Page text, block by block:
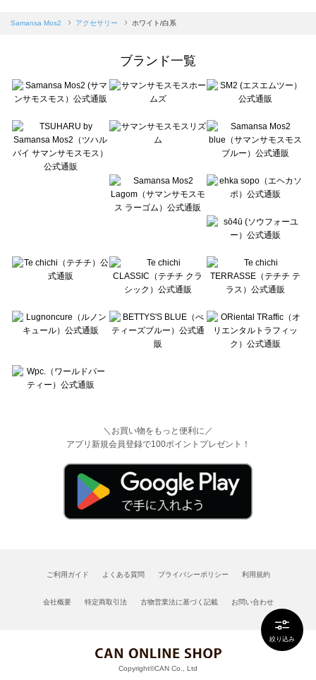
絞り込み
Samansa Mos2 blue（サマンサモスモス ブルー）のアクセサリー一覧
sō4ū（ソウフォーユー）のアクセサリー一覧
Te chichi（テチチ）のアクセサリー一覧
Te chichi CLASSIC（テチチ クラシック）のアクセサリー一覧
Lugnoncure（ルノンキュール）のアクセサリー一覧
BETTY'S BLUE（べティーズブルー）のアクセサリー一覧
Wpc.（ワールドパーティー）のアクセサリー一覧
Samansa Mos2 アクセサリー ホワイト/白系
ブランド一覧
＼お買い物をもっと便利に／
アプリ新規会員登録で100ポイントプレゼント！
ご利用ガイド よくある質問 プライバシーポリシー 利用規約
会社概要 特定商取引法 古物営業法に基づく記載 お問い合わせ
Copyright©CAN Co., Ltd